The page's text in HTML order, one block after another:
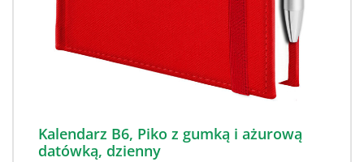
Kalendarz B6, Piko z gumką i ażurową
datówką, dzienny